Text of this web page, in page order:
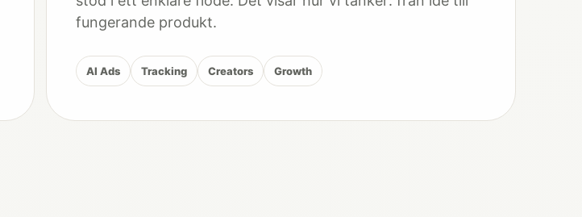
fungerande produkt.
AI Ads Tracking Creators Growth